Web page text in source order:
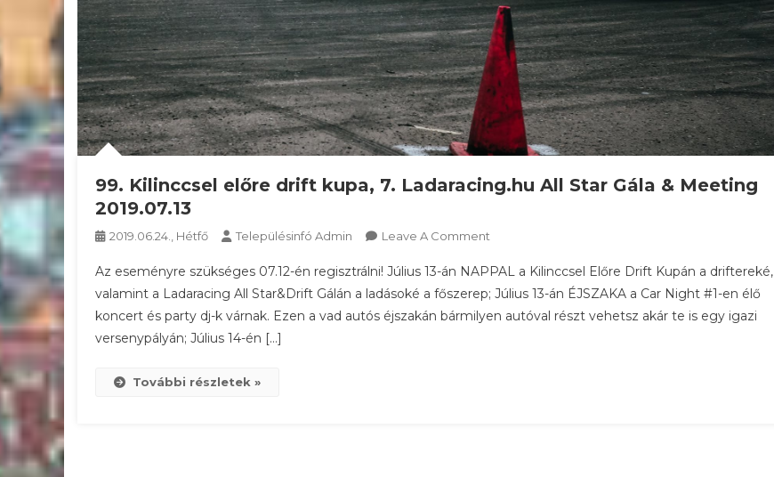
99. Kilinccsel előre drift kupa, 7. Ladaracing.hu All Star Gála & Meeting
2019.07.13
2019.06.24., Hétfő Településinfó Admin Leave A Comment
Kilinccsel
Előre
Drift
Az eseményre szükséges 07.12-én regisztrálni! Július 13-án NAPPAL a Kilinccsel Előre Drift Kupán a driftereké,
valamint a Ladaracing All Star&Drift Gálán a ladásoké a főszerep; Július 13-án ÉJSZAKA a Car Night #1-en élő
koncert és party dj-k várnak. Ezen a vad autós éjszakán bármilyen autóval részt vehetsz akár te is egy igazi
versenypályán; Július 14-én […]
További részletek »